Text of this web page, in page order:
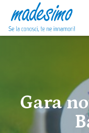
Vai al contenuto
Gara